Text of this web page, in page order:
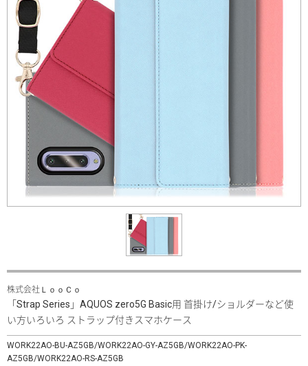
株式会社ＬｏｏＣｏ
「Strap Series」AQUOS zero5G Basic用 首掛け/ショルダーなど使
い方いろいろ ストラップ付きスマホケース
WORK22AO-BU-AZ5GB/WORK22AO-GY-AZ5GB/WORK22AO-PK-
AZ5GB/WORK22AO-RS-AZ5GB